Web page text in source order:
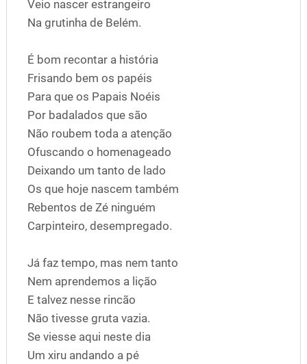
Veio nascer estrangeiro
Na grutinha de Belém.
É bom recontar a história
Frisando bem os papéis
Para que os Papais Noéis
Por badalados que são
Não roubem toda a atenção
Ofuscando o homenageado
Deixando um tanto de lado
Os que hoje nascem também
Rebentos de Zé ninguém
Carpinteiro, desempregado.
Já faz tempo, mas nem tanto
Nem aprendemos a lição
E talvez nesse rincão
Não tivesse gruta vazia.
Se viesse aqui neste dia
Um xiru andando a pé